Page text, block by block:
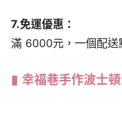
7.免運優惠：
滿 6000元，一個配送
幸福巷手作波士